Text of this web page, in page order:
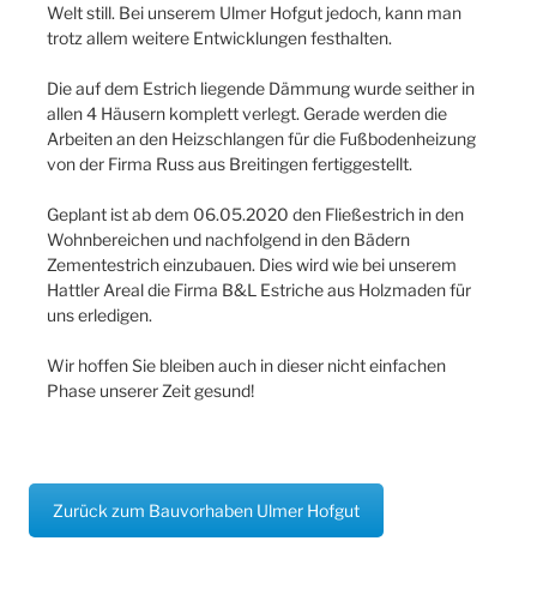
Welt still. Bei unserem Ulmer Hofgut jedoch, kann man
trotz allem weitere Entwicklungen festhalten.
Die auf dem Estrich liegende Dämmung wurde seither in
allen 4 Häusern komplett verlegt. Gerade werden die
Arbeiten an den Heizschlangen für die Fußbodenheizung
von der Firma Russ aus Breitingen fertiggestellt.
Geplant ist ab dem 06.05.2020 den Fließestrich in den
Wohnbereichen und nachfolgend in den Bädern
Zementestrich einzubauen. Dies wird wie bei unserem
Hattler Areal die Firma B&L Estriche aus Holzmaden für
uns erledigen.
Wir hoffen Sie bleiben auch in dieser nicht einfachen
Phase unserer Zeit gesund!
Zurück zum Bauvorhaben Ulmer Hofgut